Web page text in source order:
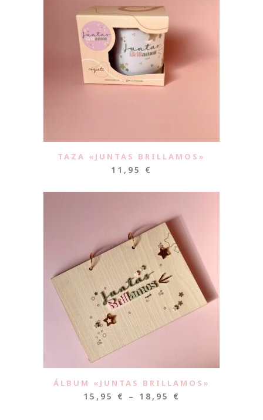
TAZA «JUNTAS BRILLAMOS»
11,95 €
ÁLBUM «JUNTAS BRILLAMOS»
15,95 € – 18,95 €